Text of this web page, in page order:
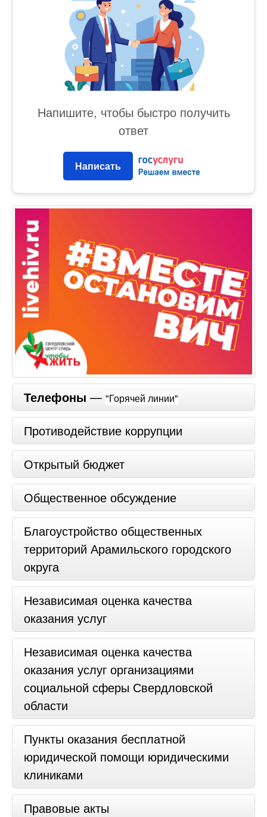
Напишите, чтобы быстро получить
ответ
Написать
Телефоны — "Горячей линии"
Противодействие коррупции
Открытый бюджет
Общественное обсуждение
Благоустройство общественных
территорий Арамильского городского
округа
Независимая оценка качества
оказания услуг
Независимая оценка качества
оказания услуг организациями
социальной сферы Свердловской
области
Пункты оказания бесплатной
юридической помощи юридическими
клиниками
Правовые акты